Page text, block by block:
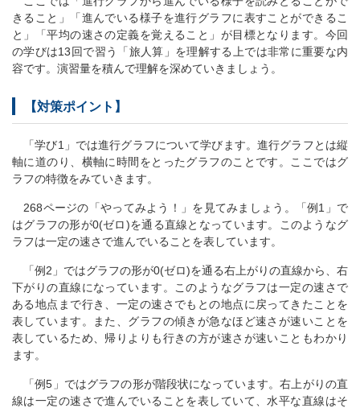
きること」「進んでいる様子を進行グラフに表すことができるこ
と」「平均の速さの定義を覚えること」が目標となります。今回
の学びは13回で習う「旅人算」を理解する上では非常に重要な内
容です。演習量を積んで理解を深めていきましょう。
【対策ポイント】
「学び1」では進行グラフについて学びます。進行グラフとは縦
軸に道のり、横軸に時間をとったグラフのことです。ここではグ
ラフの特徴をみていきます。
268ページの「やってみよう！」を見てみましょう。「例1」で
はグラフの形が0(ゼロ)を通る直線となっています。このようなグ
ラフは一定の速さで進んでいることを表しています。
「例2」ではグラフの形が0(ゼロ)を通る右上がりの直線から、右
下がりの直線になっています。このようなグラフは一定の速さで
ある地点まで行き、一定の速さでもとの地点に戻ってきたことを
表しています。また、グラフの傾きが急なほど速さが速いことを
表しているため、帰りよりも行きの方が速さが速いこともわかり
ます。
「例5」ではグラフの形が階段状になっています。右上がりの直
線は一定の速さで進んでいることを表していて、水平な直線はそ